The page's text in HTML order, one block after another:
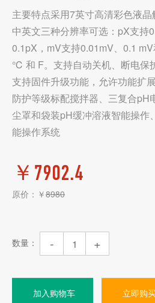
主要特点采用7英寸高清彩色液
中英文三种分辨率可选：pX支持
0.1pX，mV支持0.01mV、0.1
℃ 和 F。支持自动关机、断电保
支持固件升级功能，允许功能扩
防护等级标配搅拌器、三复合pH
尘罩和袋装pH缓冲溶液智能操作
能操作系统
￥ 7902.4
原价：￥8980
数量： - +
加入购物车 立即购